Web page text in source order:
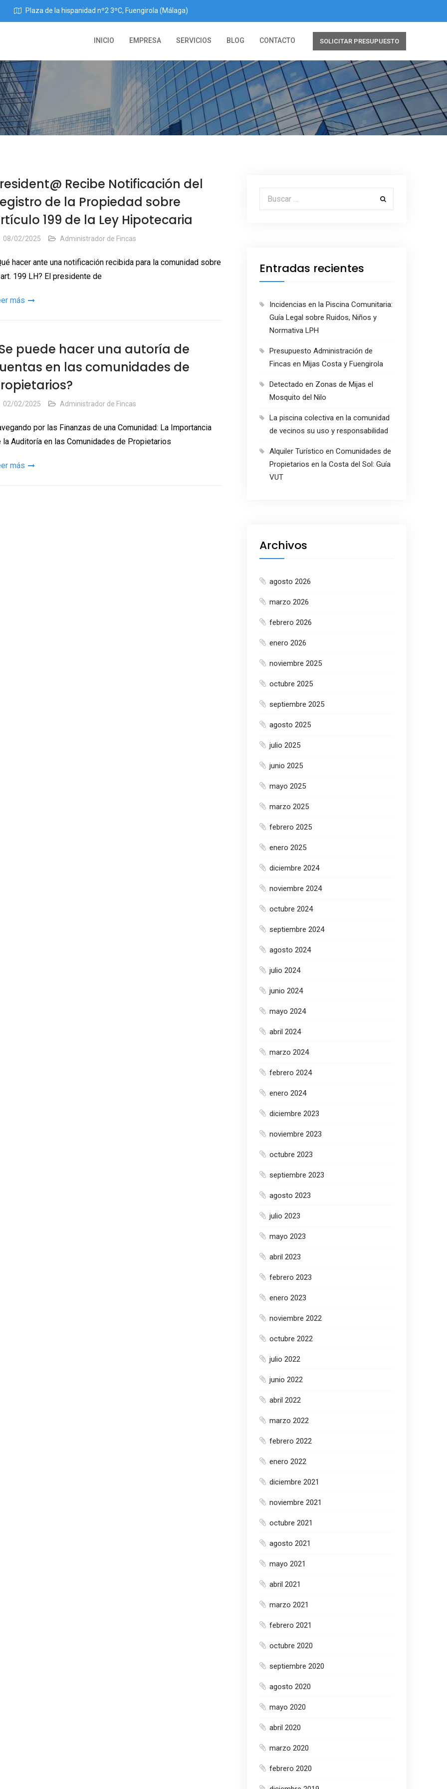
Plaza de la hispanidad nº2 3ºC, Fuengirola (Málaga)
SOLICITAR PRESUPUESTO
INICIO EMPRESA SERVICIOS BLOG CONTACTO
Recibe Notificación del
de la Propiedad sobre
199 de la Ley Hipotecaria
08/02/2025 Administrador de Fincas
hacer ante una notificación recibida para la comunidad sobre
199 LH? El presidente de
más
puede hacer una autoría de
en las comunidades de
02/02/2025 Administrador de Fincas
por las Finanzas de una Comunidad: La Importancia
la Auditoría en las Comunidades de Propietarios
más
Buscar por:
Entradas recientes
Incidencias en la Piscina Comunitaria:
Guía Legal sobre Ruidos, Niños y
Normativa LPH
Presupuesto Administración de
Fincas en Mijas Costa y Fuengirola
Detectado en Zonas de Mijas el
Mosquito del Nilo
La piscina colectiva en la comunidad
de vecinos su uso y responsabilidad
Alquiler Turístico en Comunidades de
Propietarios en la Costa del Sol: Guía
VUT
Archivos
agosto 2026
marzo 2026
febrero 2026
enero 2026
noviembre 2025
octubre 2025
septiembre 2025
agosto 2025
julio 2025
junio 2025
mayo 2025
marzo 2025
febrero 2025
enero 2025
diciembre 2024
noviembre 2024
octubre 2024
septiembre 2024
agosto 2024
julio 2024
junio 2024
mayo 2024
abril 2024
marzo 2024
febrero 2024
enero 2024
diciembre 2023
noviembre 2023
octubre 2023
septiembre 2023
agosto 2023
julio 2023
mayo 2023
abril 2023
febrero 2023
enero 2023
noviembre 2022
octubre 2022
julio 2022
junio 2022
abril 2022
marzo 2022
febrero 2022
enero 2022
diciembre 2021
noviembre 2021
octubre 2021
agosto 2021
mayo 2021
abril 2021
marzo 2021
febrero 2021
octubre 2020
septiembre 2020
agosto 2020
mayo 2020
abril 2020
marzo 2020
febrero 2020